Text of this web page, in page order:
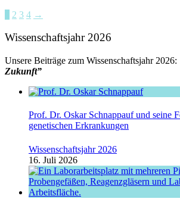
2 3 4 →
Wissenschaftsjahr 2026
Unsere Beiträge zum Wissenschaftsjahr 2026:
Zukunft”
Prof. Dr. Oskar Schnappauf und seine
genetischen Erkrankungen
Wissenschaftsjahr 2026
16. Juli 2026